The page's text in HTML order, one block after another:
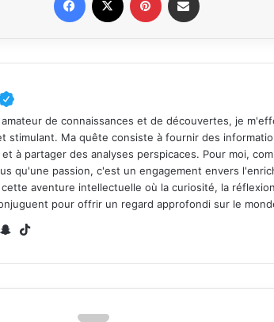
de connaissances et de découvertes, je
stimulant. Ma quête consiste à fournir des
à partager des analyses perspicaces. Pour moi,
qu'une passion, c'est un engagement envers
cette aventure intellectuelle où la curiosité, la
pour offrir un regard approfondi sur le
Ins
ra
m
Sn
ch
at
k